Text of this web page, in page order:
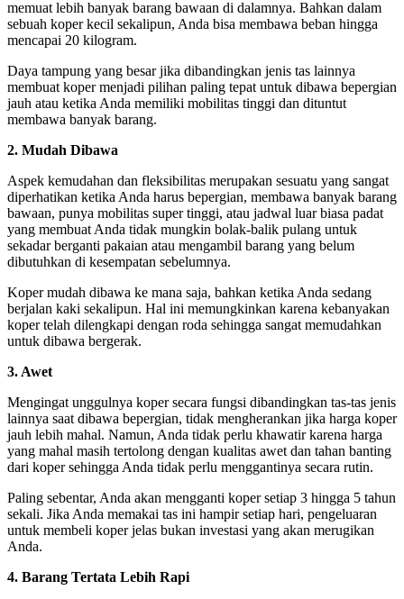
memuat lebih banyak barang bawaan di dalamnya. Bahkan dalam
sebuah koper kecil sekalipun, Anda bisa membawa beban hingga
mencapai 20 kilogram.
Daya tampung yang besar jika dibandingkan jenis tas lainnya
membuat koper menjadi pilihan paling tepat untuk dibawa bepergian
jauh atau ketika Anda memiliki mobilitas tinggi dan dituntut
membawa banyak barang.
2. Mudah Dibawa
Aspek kemudahan dan fleksibilitas merupakan sesuatu yang sangat
diperhatikan ketika Anda harus bepergian, membawa banyak barang
bawaan, punya mobilitas super tinggi, atau jadwal luar biasa padat
yang membuat Anda tidak mungkin bolak-balik pulang untuk
sekadar berganti pakaian atau mengambil barang yang belum
dibutuhkan di kesempatan sebelumnya.
Koper mudah dibawa ke mana saja, bahkan ketika Anda sedang
berjalan kaki sekalipun. Hal ini memungkinkan karena kebanyakan
koper telah dilengkapi dengan roda sehingga sangat memudahkan
untuk dibawa bergerak.
3. Awet
Mengingat unggulnya koper secara fungsi dibandingkan tas-tas jenis
lainnya saat dibawa bepergian, tidak mengherankan jika harga koper
jauh lebih mahal. Namun, Anda tidak perlu khawatir karena harga
yang mahal masih tertolong dengan kualitas awet dan tahan banting
dari koper sehingga Anda tidak perlu menggantinya secara rutin.
Paling sebentar, Anda akan mengganti koper setiap 3 hingga 5 tahun
sekali. Jika Anda memakai tas ini hampir setiap hari, pengeluaran
untuk membeli koper jelas bukan investasi yang akan merugikan
Anda.
4. Barang Tertata Lebih Rapi